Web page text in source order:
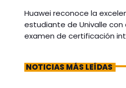
Huawei reconoce la
estudiante de Univalle
examen de certificación
NOTICIAS MÁS LEÍDAS